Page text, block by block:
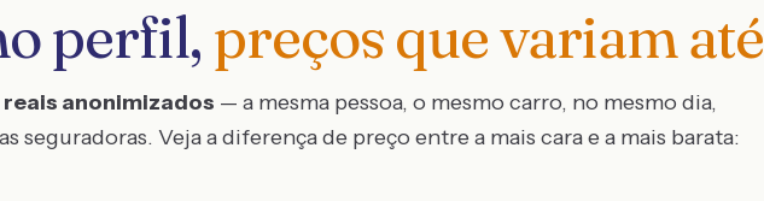
perfil, preços que variam até
anonimizados — a mesma pessoa, o mesmo carro, no mesmo dia,
seguradoras. Veja a diferença de preço entre a mais cara e a mais barata: